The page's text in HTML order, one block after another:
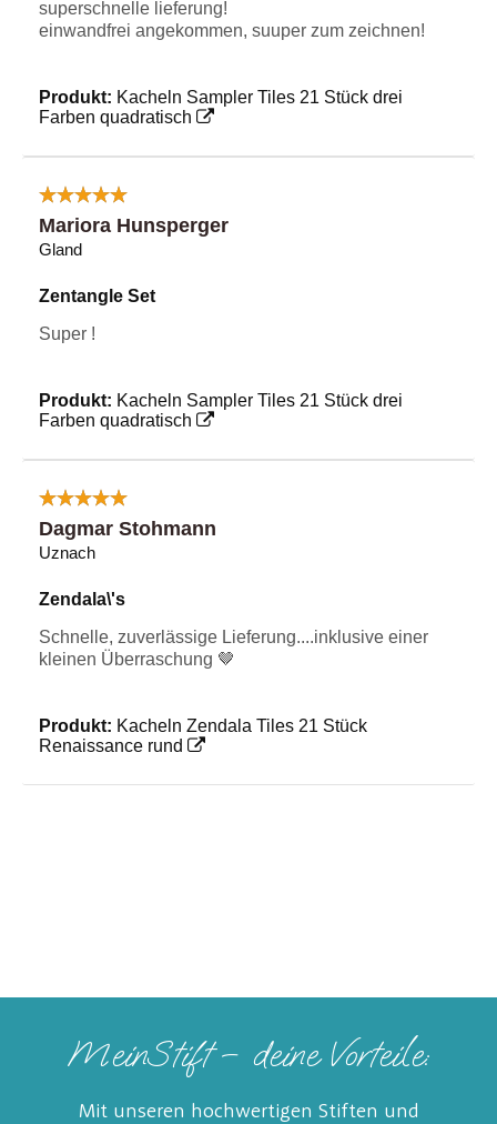
superschnelle lieferung!
einwandfrei angekommen, suuper zum zeichnen!
Produkt: Kacheln Sampler Tiles 21 Stück drei
Farben quadratisch
Mariora Hunsperger
Gland
Zentangle Set
Super !
Produkt: Kacheln Sampler Tiles 21 Stück drei
Farben quadratisch
Dagmar Stohmann
Uznach
Zendala\'s
Schnelle, zuverlässige Lieferung....inklusive einer
kleinen Überraschung 🤎
Produkt: Kacheln Zendala Tiles 21 Stück
Renaissance rund
MeinStift – deine Vorteile:
Mit unseren hochwertigen Stiften und